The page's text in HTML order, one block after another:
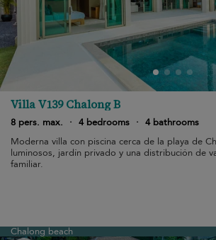
Villa V139 Chalong B
8 pers. max.
· 4 bedrooms · 4 bathrooms
Moderna villa con piscina cerca de la playa de
luminosos, jardín privado y una distribución de
familiar.
Chalong beach